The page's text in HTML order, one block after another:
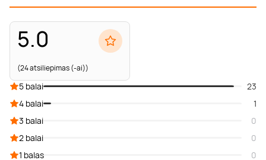
5.0
(24 atsiliepimas (-ai))
5 balai
23
4 balai
1
3 balai
0
2 balai
0
1 balas
0